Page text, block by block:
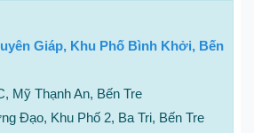
Giáp, Khu Phố Bình Khởi, Bến
Mỹ Thạnh An, Bến Tre
Đạo, Khu Phố 2, Ba Tri, Bến Tre